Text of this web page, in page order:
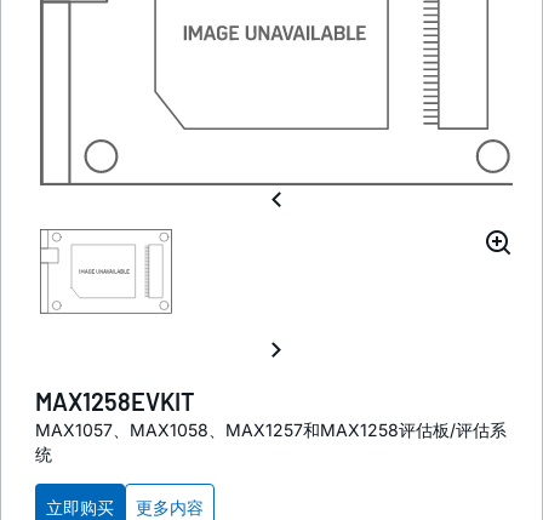
MAX1258EVKIT
MAX1057、MAX1058、MAX1257和MAX1258评估板/评估系
统
立即购买 更多内容